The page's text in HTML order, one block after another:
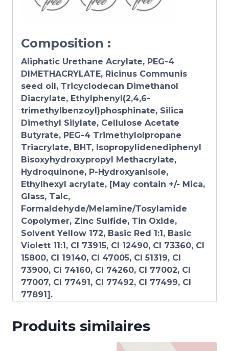
Composition :
Aliphatic Urethane Acrylate, PEG-4
DIMETHACRYLATE, Ricinus Communis
seed oil, Tricyclodecan Dimethanol
Diacrylate, Ethylphenyl(2,4,6-
trimethylbenzoyl)phosphinate, Silica
Dimethyl Silylate, Cellulose Acetate
Butyrate, PEG-4 Trimethylolpropane
Triacrylate, BHT, Isopropylidenediphenyl
Bisoxyhydroxypropyl Methacrylate,
Hydroquinone, P-Hydroxyanisole,
Ethylhexyl acrylate, [May contain +/- Mica,
Glass, Talc,
Formaldehyde/Melamine/Tosylamide
Copolymer, Zinc Sulfide, Tin Oxide,
Solvent Yellow 172, Basic Red 1:1, Basic
Violett 11:1, CI 73915, CI 12490, CI 73360, CI
15800, CI 19140, CI 47005, CI 51319, CI
73900, CI 74160, CI 74260, CI 77002, CI
77007, CI 77491, CI 77492, CI 77499, CI
77891].
Produits similaires